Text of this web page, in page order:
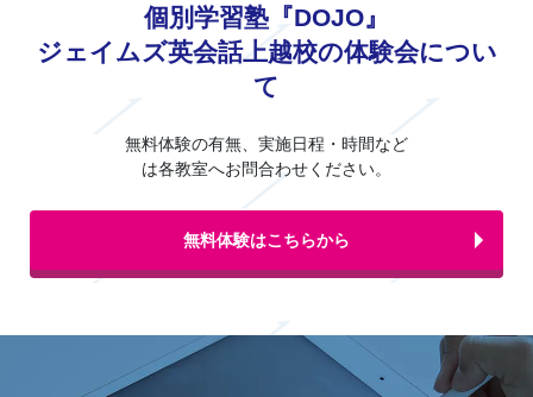
個別学習塾『DOJO』
ジェイムズ英会話上越校の体験会につい
て
無料体験の有無、実施日程・時間など
は各教室へお問合わせください。
無料体験はこちらから